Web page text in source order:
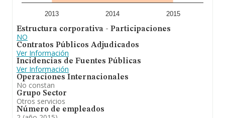
2013 2014 2015
Estructura corporativa - Participaciones
NO
Contratos Públicos Adjudicados
Ver Información
Incidencias de Fuentes Públicas
Ver Información
Operaciones Internacionales
No constan
Grupo Sector
Otros servicios
Número de empleados